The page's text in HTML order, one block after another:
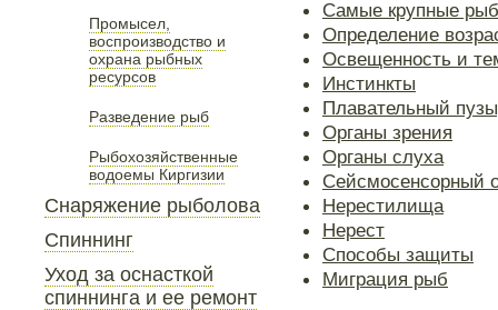
Промысел,
воспроизводство и
охрана рыбных
ресурсов
Разведение рыб
Рыбохозяйственные
водоемы Киргизии
Снаряжение рыболова
Спиннинг
Уход за оснасткой
спиннинга и ее ремонт
Самые крупныe
Определение
Освещенность и
Инстинкты
Плавательный
Органы зрения
Органы слуха
Сейсмосенсорный
Нерестилища
Нерест
Способы защиты
Миграция рыб